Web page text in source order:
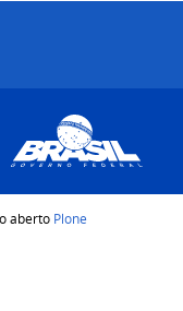
aberto Plone